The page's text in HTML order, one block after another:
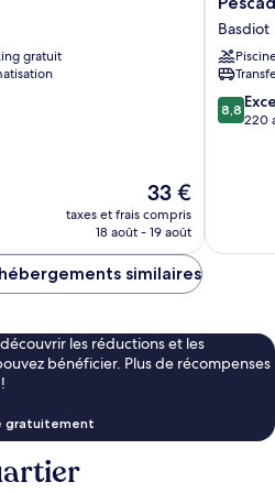
gratuit
Le
nouveau
prix
de
33 €
taxes et frais compris
18 août - 19 août
Suites
Basdiot
Basdiot
8.8
sur
8,8
220
similaires
les réductions et les
bénéficier. Plus de récompenses
gratuitement